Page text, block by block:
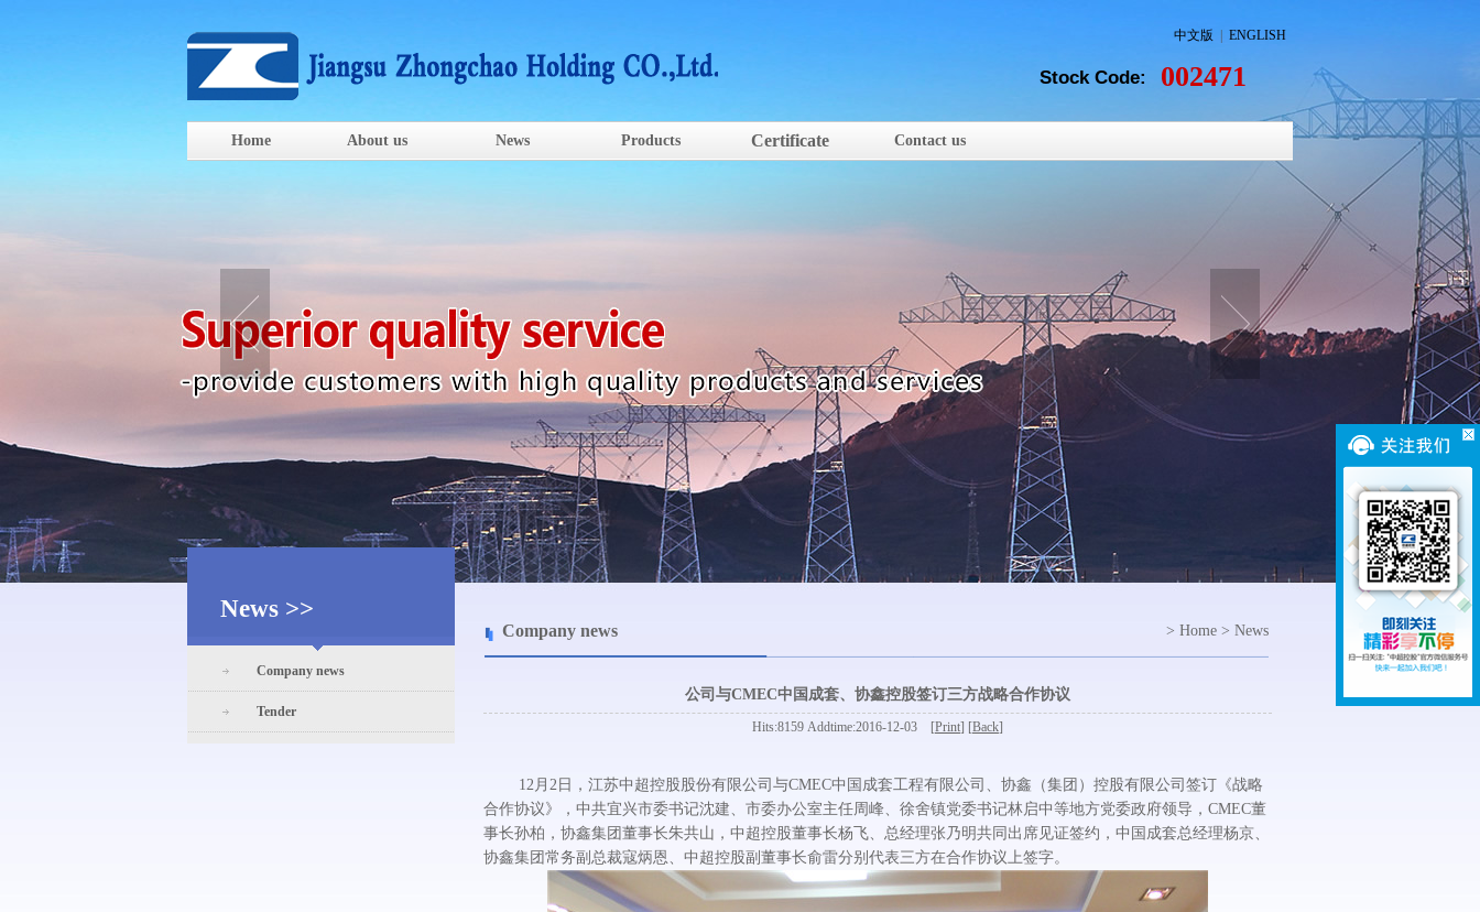
中文版 ENGLISH
Stock Code: 002471
Home About us News Products Certificate Contact us
News >>
Company news
Tender
Company news > Home > News
公司与CMEC中国成套、协鑫控股签订三方战略合作协议
Hits:8159 Addtime:2016-12-03 [Print] [Back]
12月2日，江苏中超控股股份有限公司与CMEC中国成套工程有限公司、协鑫（集团）控股有限公司签订《战略
合作协议》，中共宜兴市委书记沈建、市委办公室主任周峰、徐舍镇党委书记林启中等地方党委政府领导，CMEC董
事长孙柏，协鑫集团董事长朱共山，中超控股董事长杨飞、总经理张乃明共同出席见证签约，中国成套总经理杨京、
协鑫集团常务副总裁寇炳恩、中超控股副董事长俞雷分别代表三方在合作协议上签字。